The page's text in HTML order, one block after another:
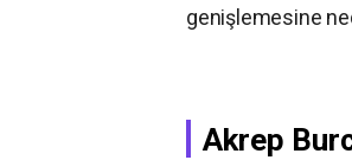
genişlemesine
Akrep